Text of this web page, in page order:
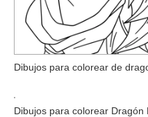
Dibujos para colorear de
Dibujos para colorear Dragón